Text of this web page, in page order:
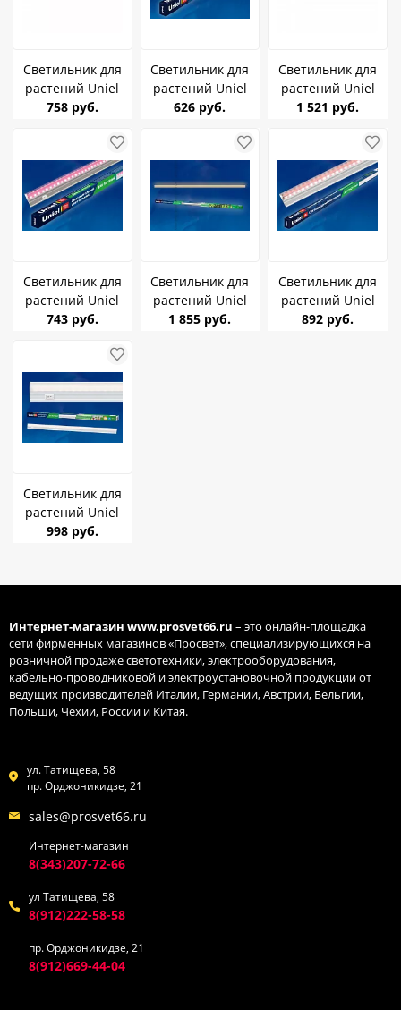
Светильник для
растений Uniel
ULI-P12-10W/SPLE
758 руб.
Светильник для
растений Uniel
ULI-P16-10W/SPLE
626 руб.
Светильник для
растений Uniel
ULI-P13-35W/SPLE
1 521 руб.
Светильник для
растений Uniel
ULI-P20-10W/SPSB
743 руб.
Светильник для
растений Uniel
ULI-P11-35W/SPFR
1 855 руб.
Светильник для
растений Uniel
ULI-P17-14W/SPLE
892 руб.
Светильник для
растений Uniel
ULI-P10-10W/SPFR
998 руб.
Интернет-магазин www.prosvet66.ru – это онлайн-площадка
сети фирменных магазинов «Просвет», специализирующихся на
розничной продаже светотехники, электрооборудования,
кабельно-проводниковой и электроустановочной продукции от
ведущих производителей Италии, Германии, Австрии, Бельгии,
Польши, Чехии, России и Китая.
ул. Татищева, 58
пр. Орджоникидзе, 21
sales@prosvet66.ru
Интернет-магазин
8(343)207-72-66
ул Татищева, 58
8(912)222-58-58
пр. Орджоникидзе, 21
8(912)669-44-04